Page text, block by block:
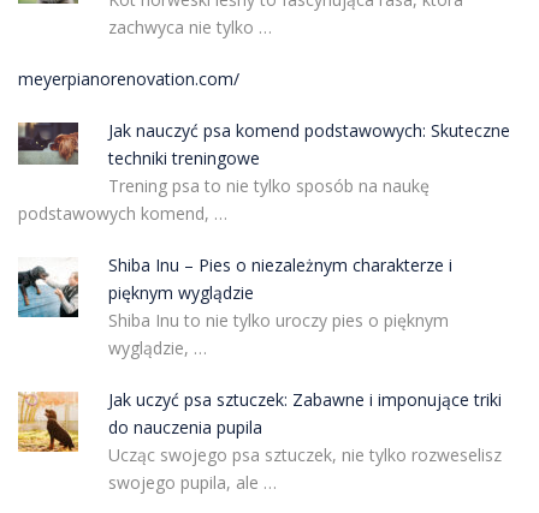
zachwyca nie tylko …
meyerpianorenovation.com/
Jak nauczyć psa komend podstawowych: Skuteczne
techniki treningowe
Trening psa to nie tylko sposób na naukę
podstawowych komend, …
Shiba Inu – Pies o niezależnym charakterze i
pięknym wyglądzie
Shiba Inu to nie tylko uroczy pies o pięknym
wyglądzie, …
Jak uczyć psa sztuczek: Zabawne i imponujące triki
do nauczenia pupila
Ucząc swojego psa sztuczek, nie tylko rozweselisz
swojego pupila, ale …